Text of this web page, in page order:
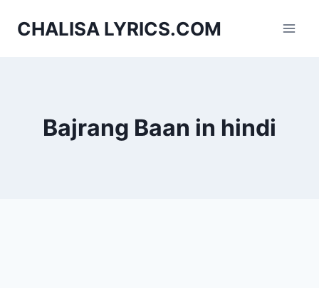
CHALISA LYRICS.COM
Bajrang Baan in hindi